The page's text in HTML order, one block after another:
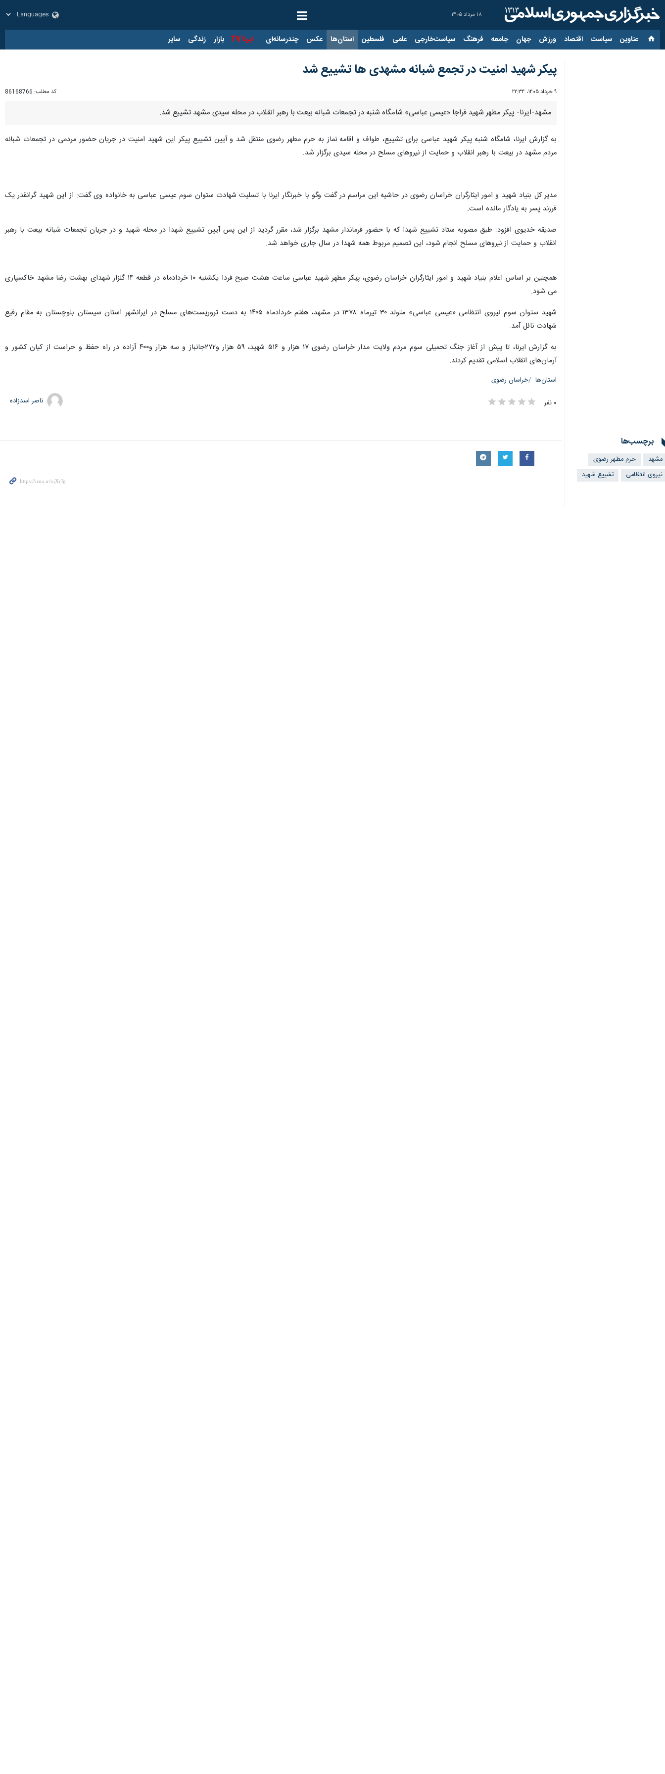
۱۸ مرداد ۱۴۰۵
عناوین‌ سیاست اقتصاد ورزش جهان جامعه فرهنگ سیاست‌خارجی علمی فلسطین استان‌ها عکس چندرسانه‌ای ایرنا TV بازار زندگی سایر
پیکر شهید امنیت در تجمع شبانه مشهدی ها تشییع شد
۹ خرداد ۱۴۰۵، ۲۲:۳۴ کد مطلب: 86168766
مشهد-ایرنا- پیکر مطهر شهید فراجا «عیسی عباسی» شامگاه شنبه در تجمعات شبانه بیعت با رهبر انقلاب در محله سیدی مشهد تشییع شد.
به گزارش ایرنا، شامگاه شنبه پیکر شهید عباسی برای تشییع، طواف و اقامه نماز به حرم مطهر رضوی منتقل شد و آیین تشییع پیکر این شهید امنیت در جریان حضور مردمی در تجمعات شبانه
مردم مشهد در بیعت با رهبر انقلاب و حمایت از نیروهای مسلح در محله سیدی برگزار شد.
مدیر کل بنیاد شهید و امور ایثارگران خراسان رضوی در حاشیه این مراسم در گفت وگو با خبرنگار ایرنا با تسلیت شهادت ستوان سوم عیسی عباسی به خانواده وی گفت: از این شهید گرانقدر یک
فرزند پسر به یادگار مانده است.
صدیقه خدیوی افزود: طبق مصوبه ستاد تشییع شهدا که با حضور فرماندار مشهد برگزار شد، مقرر گردید از این پس آیین تشییع شهدا در محله شهید و در جریان تجمعات شبانه بیعت با رهبر
انقلاب و حمایت از نیروهای مسلح انجام شود، این تصمیم مربوط همه شهدا در سال جاری خواهد شد.
همچنین بر اساس اعلام بنیاد شهید و امور ایثارگران خراسان رضوی، پیکر مطهر شهید عباسی ساعت هشت صبح فردا یکشنبه ۱۰ خردادماه در قطعه ۱۴ گلزار شهدای بهشت رضا مشهد خاکسپاری
می شود.
شهید ستوان سوم نیروی انتظامی «عیسی عباسی» متولد ۳۰ تیرماه ۱۳۷۸ در مشهد، هفتم خردادماه ۱۴۰۵ به دست تروریست‌های مسلح در ایرانشهر استان سیستان بلوچستان به مقام رفیع
شهادت نائل آمد.
به گزارش ایرنا، تا پیش از آغاز جنگ تحمیلی سوم مردم ولایت مدار خراسان رضوی ۱۷ هزار و ۵۱۶ شهید، ۵۹ هزار و۲۷۲جانباز و سه هزار و۴۰۰ آزاده در راه حفظ و حراست از کیان کشور و
آرمان‌های انقلاب اسلامی تقدیم کردند.
استان‌ها خراسان رضوی
۰ نفر ناصر اسدزاده
برچسب‌ها
مشهد
حرم مطهر رضوی
نیروی انتظامی
تشییع شهید